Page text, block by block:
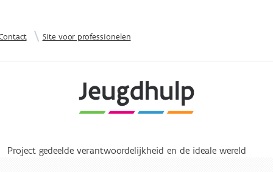
| Site voor professionelen
Project gedeelde verantwoordelijkheid en de ideale wereld